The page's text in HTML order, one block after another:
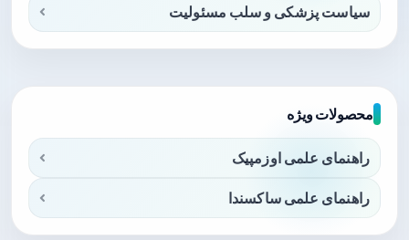
سیاست پزشکی و سلب مسئولیت
محصولات ویژه
راهنمای علمی اوزمپیک
راهنمای علمی ساکسندا